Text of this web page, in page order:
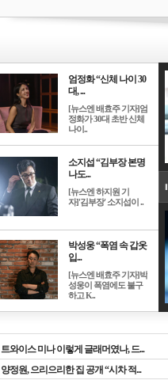
엄정화 “신체 나이 30
대, ...
[뉴스엔 배효주 기자]엄
정화가 30대 초반 신체
나이..
소지섭 “김부장 본명
나도...
[뉴스엔 하지원 기
자]'김부장' 소지섭이 ..
박성웅 “폭염 속 갑옷
입...
[뉴스엔 배효주 기자]박
성웅이 폭염에도 불구
하고 K..
트와이스 미나 이렇게 글래머였나, 드...
양정원, 으리으리한 집 공개 “시차 적...